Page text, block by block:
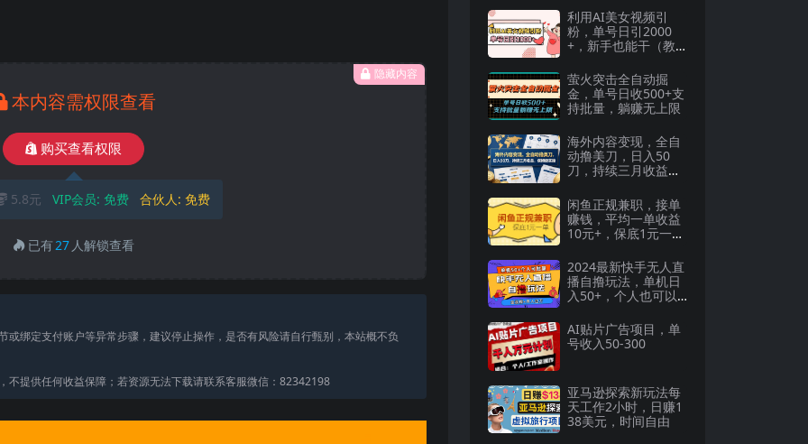
隐藏内容
本内容需权限查看
购买查看权限
5.8元 VIP会员: 免费 合伙人: 免费
已有27 人解锁查看
绑定支付账户等异常步骤，建议停止操作，是否有风险请自行甄别，本站概不负
不提供任何收益保障；若资源无法下载请联系客服微信：82342198
利用AI美女视频引
粉，单号日引2000
+，新手也能干（教
萤火突击全自动掘
金，单号日收500+支
持批量，躺赚无上限
海外内容变现，全自
动撸美刀，日入50
刀，持续三月收益，
闲鱼正规兼职，接单
赚钱，平均一单收益
10元+，保底1元一
2024最新快手无人直
播自撸玩法，单机日
入50+，个人也可以
AI贴片广告项目，单
号收入50-300
亚马逊探索新玩法每
天工作2小时，日赚1
38美元，时间自由